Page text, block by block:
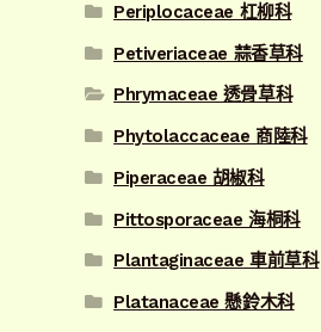
Periplocaceae 杠柳科
Petiveriaceae 蒜香草科
Phrymaceae 透骨草科
Phytolaccaceae 商陸科
Piperaceae 胡椒科
Pittosporaceae 海桐科
Plantaginaceae 車前草科
Platanaceae 懸鈴木科